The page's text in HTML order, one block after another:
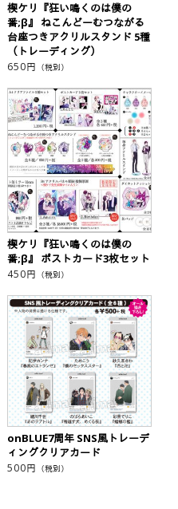
楔ケリ『狂い鳴くのは僕の
番;β』 ねこんどーむつながる
台座つきアクリルスタンド 5種
（トレーディング）
650円 （税別）
楔ケリ『狂い鳴くのは僕の
番;β』 ポストカード3枚セット
450円 （税別）
onBLUE7周年 SNS風トレーデ
ィングクリアカード
500円 （税別）